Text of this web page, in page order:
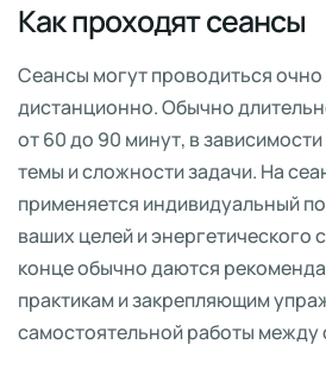
Как проходят сеансы
Сеансы могут проводиться очно
дистанционно. Обычно
от 60 до 90 минут, в
темы и сложности задачи. На
применяется индивидуальный
ваших целей и энергетического
конце обычно даются
практикам и закрепляющим
самостоятельной работы между